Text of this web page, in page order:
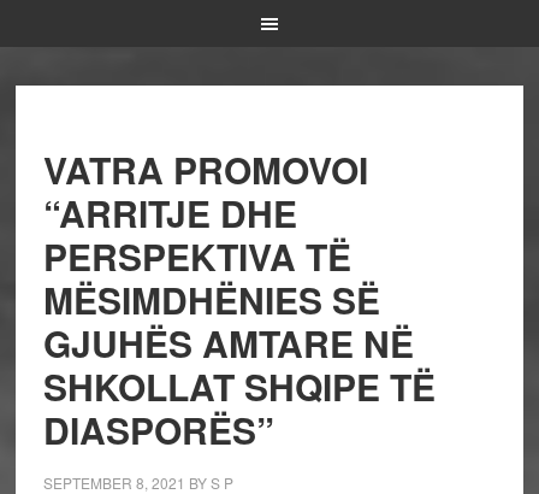
VATRA PROMOVOI
“ARRITJE DHE
PERSPEKTIVA TË
MËSIMDHËNIES SË
GJUHËS AMTARE NË
SHKOLLAT SHQIPE TË
DIASPORËS”
SEPTEMBER 8, 2021 BYS P